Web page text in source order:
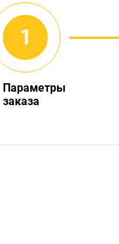
Параметры
заказа